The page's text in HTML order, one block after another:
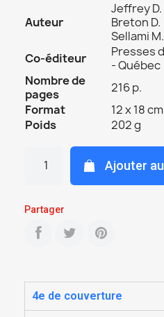
Auteur
Jeffrey D.
Breton D.
Sellami
Co-éditeur
Presses
- Québec
Nombre de
pages
216 p.
Format
12 x 18 cm
Poids
202 g
Ajouter
Partager
4e de couverture